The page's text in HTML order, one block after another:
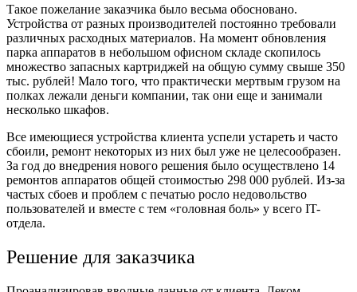
Такое пожелание заказчика было весьма обосновано.
Устройства от разных производителей постоянно требовали
различных расходных материалов. На момент обновления
парка аппаратов в небольшом офисном складе скопилось
множество запасных картриджей на общую сумму свыше 350
тыс. рублей! Мало того, что практически мертвым грузом на
полках лежали деньги компании, так они еще и занимали
несколько шкафов.
Все имеющиеся устройства клиента успели устареть и часто
сбоили, ремонт некоторых из них был уже не целесообразен.
За год до внедрения нового решения было осуществлено 14
ремонтов аппаратов общей стоимостью 298 000 рублей. Из-за
частых сбоев и проблем с печатью росло недовольство
пользователей и вместе с тем «головная боль» у всего IT-
отдела.
Решение для заказчика